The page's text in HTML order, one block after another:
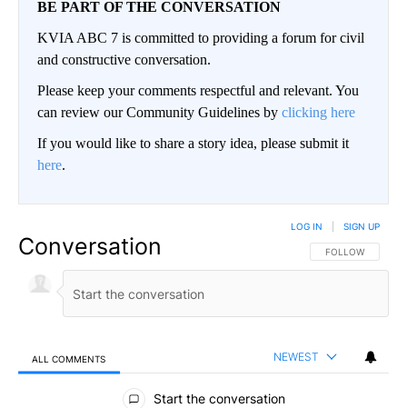
BE PART OF THE CONVERSATION
KVIA ABC 7 is committed to providing a forum for civil
and constructive conversation.
Please keep your comments respectful and relevant. You
can review our Community Guidelines by clicking here
If you would like to share a story idea, please submit it
here.
Conversation FOLLOW THIS
FOLLOW
LOG IN SIGN UP
ALL COMMENTS NEWEST
All Comments
Start the conversation